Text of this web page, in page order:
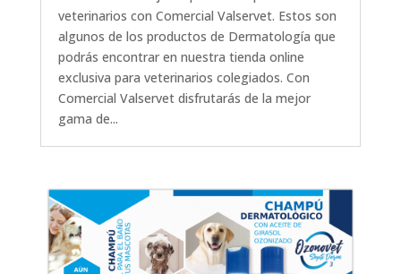
veterinarios con Comercial Valservet. Estos son
algunos de los productos de Dermatología que
podrás encontrar en nuestra tienda online
exclusiva para veterinarios colegiados. Con
Comercial Valservet disfrutarás de la mejor
gama de...